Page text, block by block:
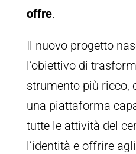
offre.
Il nuovo progetto
l’obiettivo di
strumento più ricco,
una piattaforma
tutte le attività del
l’identità e offrire